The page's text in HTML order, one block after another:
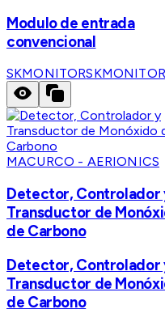
Modulo de entrada
convencional
SKMONITORSKMONITOR
MACURCO - AERIONICS
Detector, Controlador
Transductor de
de Carbono
Detector, Controlador
Transductor de
de Carbono